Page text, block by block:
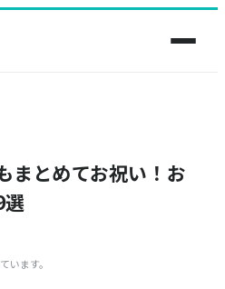
まとめてお祝い！お
選
います。